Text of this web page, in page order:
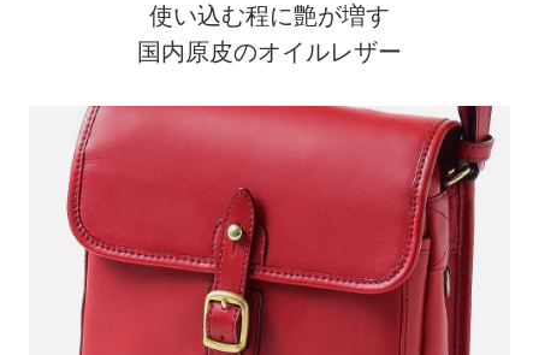
使い込む程に艶が増す
国内原皮のオイルレザー